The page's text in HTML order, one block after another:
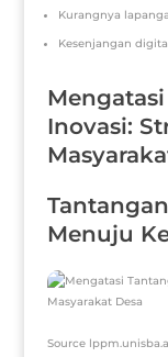
Kurangnya
Kesenjangan
Inovasi:
Menuju
Source